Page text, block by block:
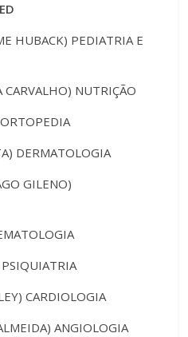
HUBACK) PEDIATRIA E
NUTRIÇÃO
DERMATOLOGIA
GILENO)
CARDIOLOGIA
ANGIOLOGIA